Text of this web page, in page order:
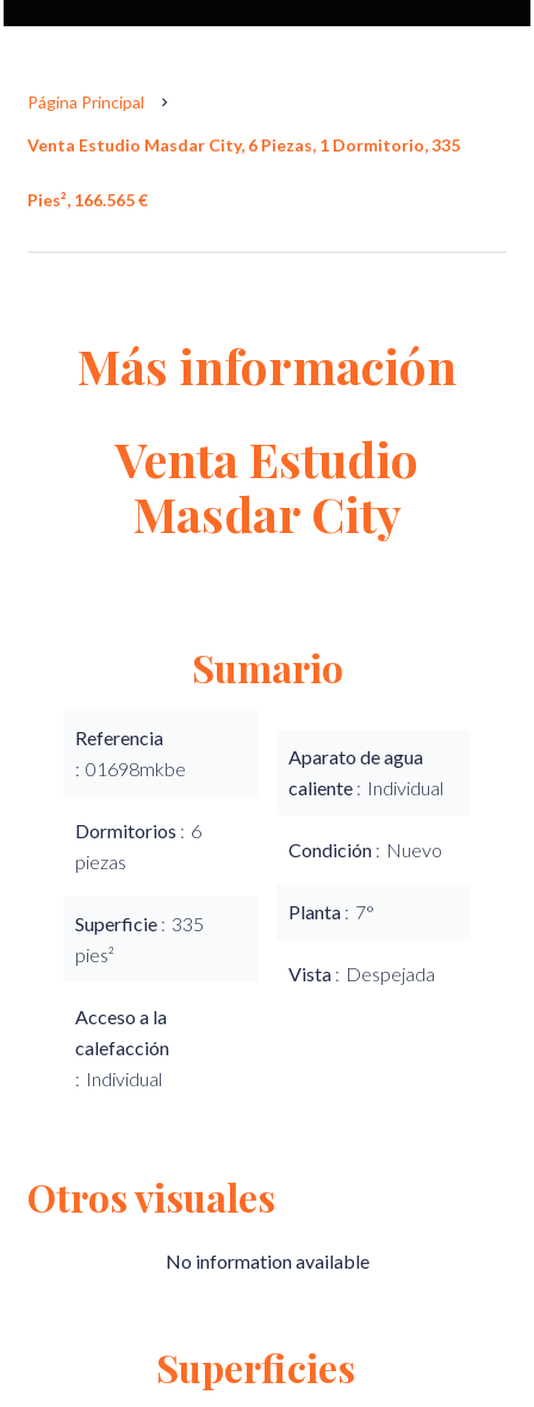
Página Principal
Venta Estudio Masdar City, 6 Piezas, 1 Dormitorio, 335
Pies², 166.565 €
Más información
Venta Estudio
Masdar City
Sumario
Referencia
01698mkbe
Dormitorios
6
piezas
Superficie
335
pies²
Acceso a la
calefacción
Individual
Aparato de agua
caliente
Individual
Condición Nuevo
Planta 7°
Vista Despejada
Otros visuales
No information available
Superficies